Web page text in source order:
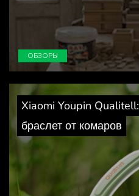
ОБЗОРЫ
Xiaomi Youpin Qualitell:
браслет от комаров